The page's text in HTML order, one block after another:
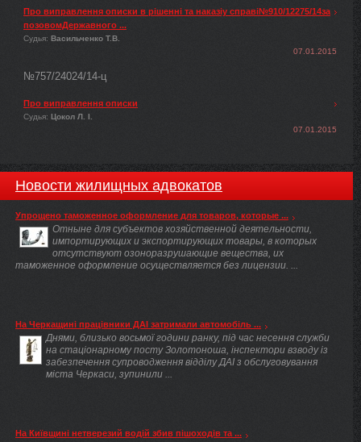
Про виправлення описки в рішенні та наказіу справі№910/12275/14за
позовомДержавного ...
Судья: Васильченко Т.В.
07.01.2015
№757/24024/14-ц
Про виправлення описки
Судья: Цокол Л. І.
07.01.2015
Новости жилищных адвокатов
Упрощено таможенное оформление для товаров, которые ...
Отныне для субъектов хозяйственной деятельности,
импортирующих и экспортирующих товары, в которых
отсутствуют озоноразрушающие вещества, их
таможенное оформление осуществляется без лицензии. ...
На Черкащині працівники ДАІ затримали автомобіль ...
Днями, близько восьмої години ранку, під час несення служби
на стаціонарному посту Золотоноша, інспектори взводу із
забезпечення супроводження відділу ДАІ з обслуговування
міста Черкаси, зупинили ...
На Київщині нетверезий водій збив пішоходів та ...